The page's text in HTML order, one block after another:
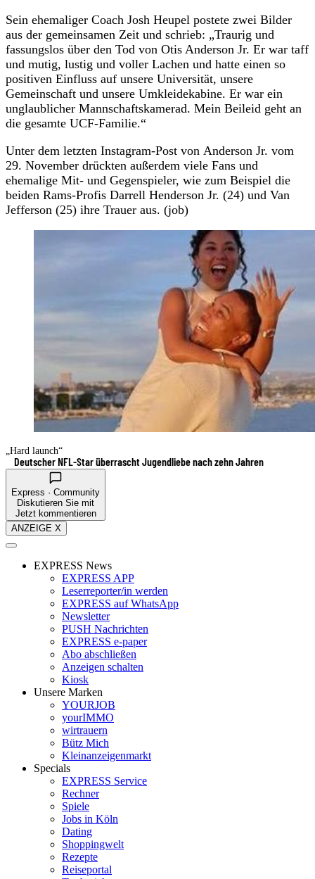
Sein ehemaliger Coach Josh Heupel postete zwei Bilder
aus der gemeinsamen Zeit und schrieb: „Traurig und
fassungslos über den Tod von Otis Anderson Jr. Er war taff
und mutig, lustig und voller Lachen und hatte einen so
positiven Einfluss auf unsere Universität, unsere
Gemeinschaft und unsere Umkleidekabine. Er war ein
unglaublicher Mannschaftskamerad. Mein Beileid geht an
die gesamte UCF-Familie.“
Unter dem letzten Instagram-Post von Anderson Jr. vom
29. November drückten außerdem viele Fans und
ehemalige Mit- und Gegenspieler, wie zum Beispiel die
beiden Rams-Profis Darrell Henderson Jr. (24) und Van
Jefferson (25) ihre Trauer aus. (job)
„Hard launch“
Deutscher NFL-Star überrascht Jugendliebe nach zehn Jahren
Express · Community
Diskutieren Sie mit
Jetzt kommentieren
ANZEIGE X
EXPRESS News
EXPRESS APP
Leserreporter/in werden
EXPRESS auf WhatsApp
Newsletter
PUSH Nachrichten
EXPRESS e-paper
Abo abschließen
Anzeigen schalten
Kiosk
Unsere Marken
YOURJOB
yourIMMO
wirtrauern
Bütz Mich
Kleinanzeigenmarkt
Specials
EXPRESS Service
Rechner
Spiele
Jobs in Köln
Dating
Shoppingwelt
Rezepte
Reiseportal